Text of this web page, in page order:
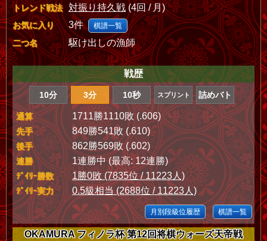
トレンド戦法 対振り持久戦 (4回 / 月)
お気に入り 3件 棋譜一覧
二つ名 駆け出しの漁師
戦歴
10分 3分 10秒 スプリント 詰めバト
通算 1711勝1110敗 (.606)
先手 849勝541敗 (.610)
後手 862勝569敗 (.602)
連勝 1連勝中 (最高: 12連勝)
ﾃﾞｲﾘｰ勝数 1勝0敗 (7835位 / 11223人)
ﾃﾞｲﾘｰ実力 0.5級相当 (2688位 / 11223人)
月別段級位履歴 棋譜一覧
OKAMURA フィノラ杯 第12回将棋ウォーズ天帝戦